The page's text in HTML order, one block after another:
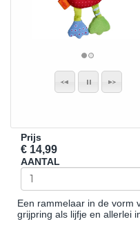
Prijs
€ 14,99
AANTAL
Een rammelaar in de vorm
grijpring als lijfje en allerlei